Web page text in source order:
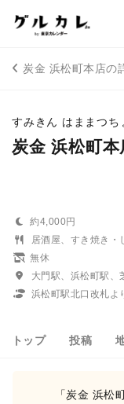
炭金 浜松町本店の
すみきん はままつち
炭金 浜松町本
約4,000円
居酒屋、すき焼き・
無休
大門駅、浜松町駅、
浜松町駅北口改札よ
トップ 投稿
「炭金 浜松